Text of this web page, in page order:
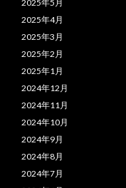
2025年5月
2025年4月
2025年3月
2025年2月
2025年1月
2024年12月
2024年11月
2024年10月
2024年9月
2024年8月
2024年7月